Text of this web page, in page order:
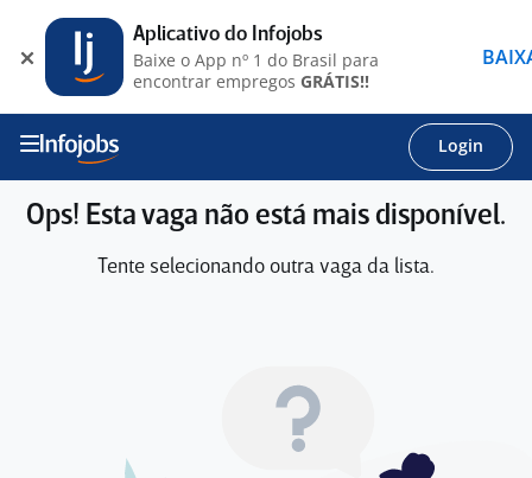
Login
Ops! Esta vaga não está mais disponível.
Tente selecionando outra vaga da lista.
Aplicativo do Infojobs
Baixe o App nº 1 do Brasil para
encontrar empregos GRÁTIS!!